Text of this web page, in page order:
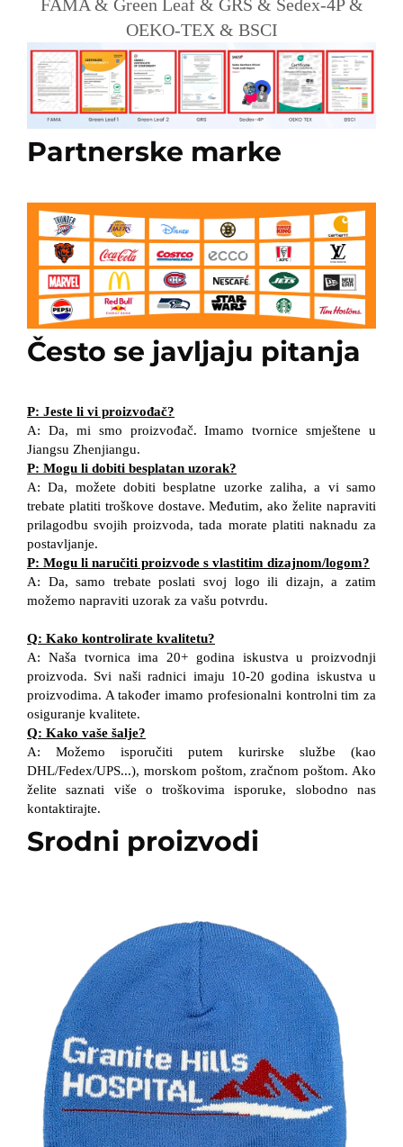
FAMA & Green Leaf & GRS & Sedex-4P &
OEKO-TEX & BSCI
Partnerske marke
Često se javljaju pitanja
P: Jeste li vi proizvođač?
A: Da, mi smo proizvođač. Imamo tvornice smještene u
Jiangsu Zhenjiangu.
P: Mogu li dobiti besplatan uzorak?
A: Da, možete dobiti besplatne uzorke zaliha, a vi samo
trebate platiti troškove dostave. Međutim, ako želite napraviti
prilagodbu svojih proizvoda, tada morate platiti naknadu za
postavljanje.
P: Mogu li naručiti proizvode s vlastitim dizajnom/logom?
A: Da, samo trebate poslati svoj logo ili dizajn, a zatim
možemo napraviti uzorak za vašu potvrdu.
Q: Kako kontrolirate kvalitetu?
A: Naša tvornica ima 20+ godina iskustva u proizvodnji
proizvoda. Svi naši radnici imaju 10-20 godina iskustva u
proizvodima. A također imamo profesionalni kontrolni tim za
osiguranje kvalitete.
Q: Kako vaše šalje?
A: Možemo isporučiti putem kurirske službe (kao
DHL/Fedex/UPS...), morskom poštom, zračnom poštom. Ako
želite saznati više o troškovima isporuke, slobodno nas
kontaktirajte.
Srodni proizvodi